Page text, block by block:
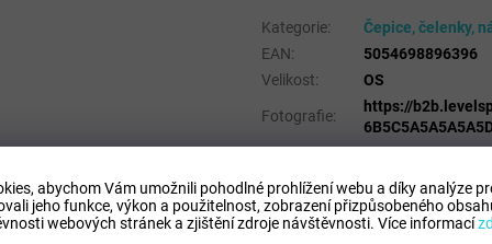
abychom Vám umožnili pohodlné prohlížení webu a díky analýze
jeho funkce, výkon a použitelnost, zobrazení přizpůsobeného
webových stránek a zjištění zdroje návštěvnosti. Více informací
Kategorie:
Čepice, čelenky,
EAN:
5054698896396
Velikost: OS
Fotografie:
https://
Kategorie
Doplňky
Sport:
Doplňky a batohy
Materiálové